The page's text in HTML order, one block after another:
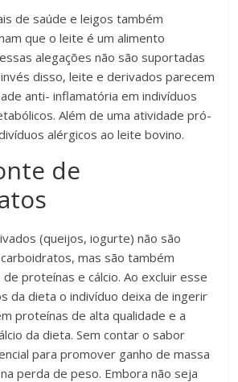
de saúde e leigos também
que o leite é um alimento
alegações não são suportadas
disso, leite e derivados parecem
anti- inflamatória em indivíduos
Além de uma atividade pró-
alérgicos ao leite bovino.
de
(queijos, iogurte) não são
mas são também
proteínas e cálcio. Ao excluir esse
da dieta o indivíduo deixa de ingerir
proteínas de alta qualidade e a
da dieta. Sem contar o sabor
para promover ganho de massa
perda de peso. Embora não seja